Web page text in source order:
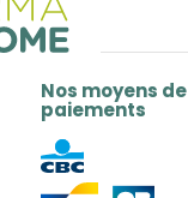
Nos moyens de
paiements